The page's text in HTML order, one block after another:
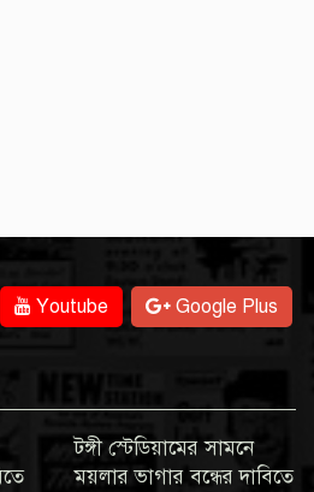
Youtube Google Plus
টঙ্গী স্টেডিয়ামের সামনে
ময়লার ভাগার বন্ধের দাবিতে